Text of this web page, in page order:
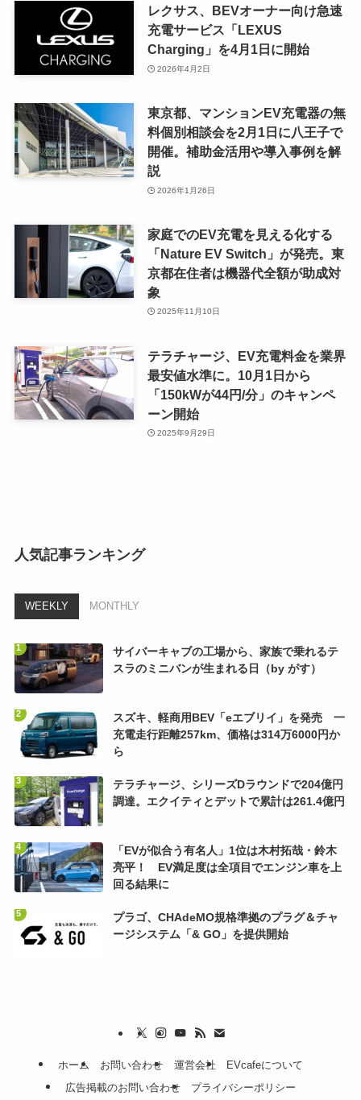
レクサス、BEVオーナー向け急速
充電サービス「LEXUS
Charging」を4月1日に開始
2026年4月2日
東京都、マンションEV充電器の無
料個別相談会を2月1日に八王子で
開催。補助金活用や導入事例を解
説
2026年1月26日
家庭でのEV充電を見える化する
「Nature EV Switch」が発売。東
京都在住者は機器代全額が助成対
象
2025年11月10日
テラチャージ、EV充電料金を業界
最安値水準に。10月1日から
「150kWが44円/分」のキャンペ
ーン開始
2025年9月29日
人気記事ランキング
WEEKLY MONTHLY
サイバーキャブの工場から、家族で乗れるテ
スラのミニバンが生まれる日（by がす）
スズキ、軽商用BEV「eエブリイ」を発売 一
充電走行距離257km、価格は314万6000円か
ら
テラチャージ、シリーズDラウンドで204億円
調達。エクイティとデットで累計は261.4億円
「EVが似合う有名人」1位は木村拓哉・鈴木
亮平！ EV満足度は全項目でエンジン車を上
回る結果に
プラゴ、CHAdeMO規格準拠のプラグ＆チャ
ージシステム「& GO」を提供開始
ホーム お問い合わせ 運営会社
EVcafeについて
広告掲載のお問い合わせ
プライバシーポリシー